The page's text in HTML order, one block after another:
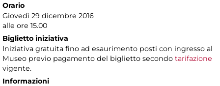
Orario
Giovedì 29 dicembre 2016
alle ore 15.00
Biglietto iniziativa
Iniziativa gratuita fino ad esaurimento posti con ingresso al
Museo previo pagamento del biglietto secondo tarifazione
vigente.
Informazioni